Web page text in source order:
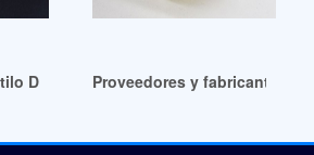
DOS de buena calidad
Proveedores y fabricantes